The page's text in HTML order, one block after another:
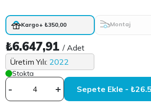
Kargo+ ₺350,00 Montaj
₺6.647,91/ Adet
Üretim Yılı: 2022
Stokta
- + Sepete